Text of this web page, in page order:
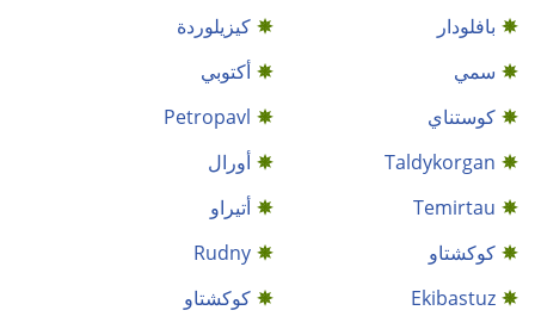
بافلودار
كيزيلوردة
سمي
أكتوبي
كوستناي
Petropavl
Taldykorgan
أورال
Temirtau
أتيراو
كوكشتاو
Rudny
Ekibastuz
كوكشتاو